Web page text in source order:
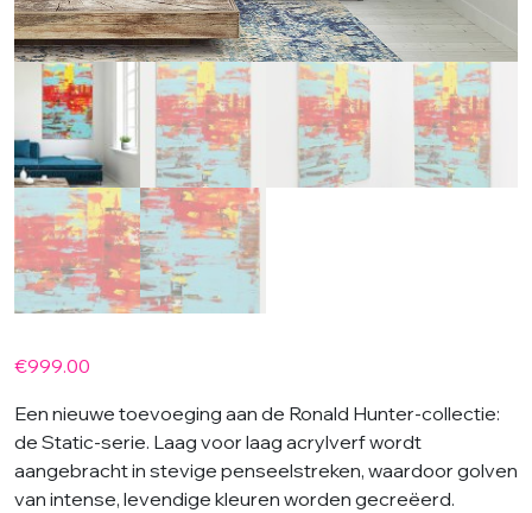
€999.00
Een nieuwe toevoeging aan de Ronald Hunter-collectie:
de Static-serie. Laag voor laag acrylverf wordt
aangebracht in stevige penseelstreken, waardoor golven
van intense, levendige kleuren worden gecreëerd.